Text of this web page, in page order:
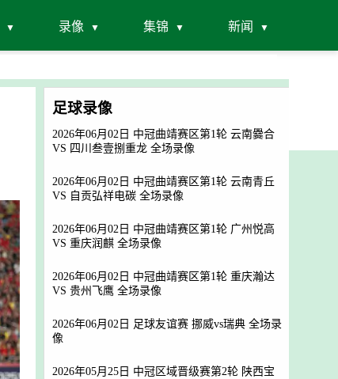
录像 集锦 新闻
足球录像
2026年06月02日 中冠曲靖赛区第1轮 云南爨合
VS 四川叁壹捌重龙 全场录像
2026年06月02日 中冠曲靖赛区第1轮 云南青丘
VS 自贡弘祥电碳 全场录像
2026年06月02日 中冠曲靖赛区第1轮 广州悦高
VS 重庆润麒 全场录像
2026年06月02日 中冠曲靖赛区第1轮 重庆瀚达
VS 贵州飞鹰 全场录像
2026年06月02日 足球友谊赛 挪威vs瑞典 全场录
像
2026年05月25日 中冠区域晋级赛第2轮 陕西宝